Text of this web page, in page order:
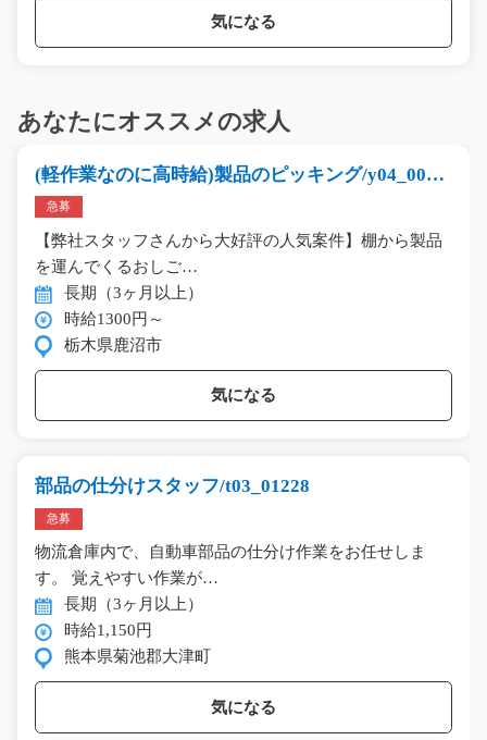
気になる
あなたにオススメの求人
(軽作業なのに高時給)製品のピッキング/y04_0012
9急募
【弊社スタッフさんから大好評の人気案件】棚から製品
を運んでくるおしご…
長期（3ヶ月以上）
時給1300円～
栃木県鹿沼市
気になる
部品の仕分けスタッフ/t03_01228
急募
物流倉庫内で、自動車部品の仕分け作業をお任せしま
す。 覚えやすい作業が…
長期（3ヶ月以上）
時給1,150円
熊本県菊池郡大津町
気になる